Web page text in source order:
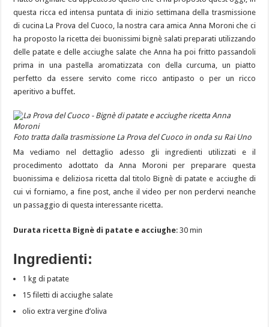
questa ricca ed intensa puntata di inizio settimana della trasmissione
di cucina La Prova del Cuoco, la nostra cara amica Anna Moroni che ci
ha proposto la ricetta dei buonissimi bignè salati preparati utilizzando
delle patate e delle acciughe salate che Anna ha poi fritto passandoli
prima in una pastella aromatizzata con della curcuma, un piatto
perfetto da essere servito come ricco antipasto o per un ricco
aperitivo a buffet.
Foto tratta dalla trasmissione La Prova del Cuoco in onda su Rai Uno
Ma vediamo nel dettaglio adesso gli ingredienti utilizzati e il
procedimento adottato da Anna Moroni per preparare questa
buonissima e deliziosa ricetta dal titolo Bignè di patate e acciughe di
cui vi forniamo, a fine post, anche il video per non perdervi neanche
un passaggio di questa interessante ricetta.
Durata ricetta Bignè di patate e acciughe: 30 min
Ingredienti:
1 kg di patate
15 filetti di acciughe salate
olio extra vergine d’oliva